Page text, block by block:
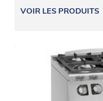
VOIR LES PRODUITS